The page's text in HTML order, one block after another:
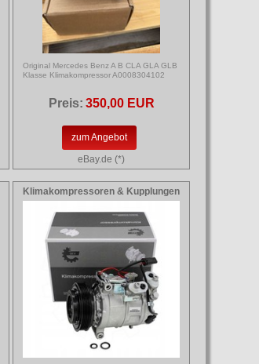
Original Mercedes Benz A B CLA GLA GLB
Klasse Klimakompressor A0008304102
Preis: 350,00 EUR
zum Angebot
eBay.de (*)
Klimakompressoren & Kupplungen